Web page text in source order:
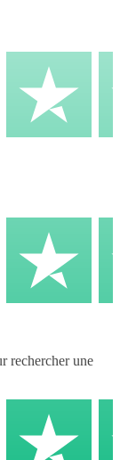
rechercher une